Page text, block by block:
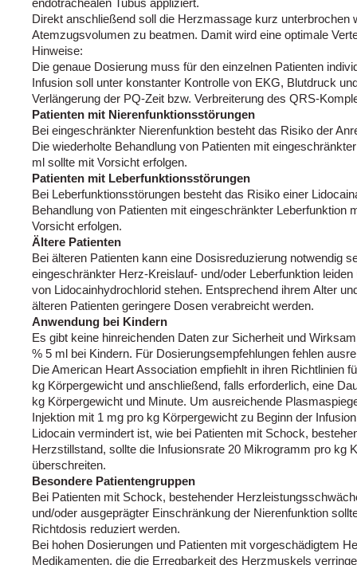
endotrachealen Tubus appliziert.
Direkt anschließend soll die Herzmassage kurz unterbrochen
Atemzugsvolumen zu beatmen. Damit wird eine optimale
Hinweise:
Die genaue Dosierung muss für den einzelnen Patienten
Infusion soll unter konstanter Kontrolle von EKG, Blutdruck
Verlängerung der PQ-Zeit bzw. Verbreiterung des QRS-
Patienten mit Nierenfunktionsstörungen
Bei eingeschränkter Nierenfunktion besteht das Risiko der
Die wiederholte Behandlung von Patienten mit
ml sollte mit Vorsicht erfolgen.
Patienten mit Leberfunktionsstörungen
Bei Leberfunktionsstörungen besteht das Risiko einer
Behandlung von Patienten mit eingeschränkter Leberfunktion
Vorsicht erfolgen.
Ältere Patienten
Bei älteren Patienten kann eine Dosisreduzierung notwendig
eingeschränkter Herz-Kreislauf- und/oder Leberfunktion
von Lidocainhydrochlorid stehen. Entsprechend ihrem Alter
älteren Patienten geringere Dosen verabreicht werden.
Anwendung bei Kindern
Es gibt keine hinreichenden Daten zur Sicherheit und
% 5 ml bei Kindern. Für Dosierungsempfehlungen fehlen
Die American Heart Association empfiehlt in ihren Richtlinien
kg Körpergewicht und anschließend, falls erforderlich, eine
kg Körpergewicht und Minute. Um ausreichende
Injektion mit 1 mg pro kg Körpergewicht zu Beginn der
Lidocain vermindert ist, wie bei Patienten mit Schock,
Herzstillstand, sollte die Infusionsrate 20 Mikrogramm pro kg
überschreiten.
Besondere Patientengruppen
Bei Patienten mit Schock, bestehender
und/oder ausgeprägter Einschränkung der Nierenfunktion
Richtdosis reduziert werden.
Bei hohen Dosierungen und Patienten mit vorgeschädigtem
Medikamenten, die die Erregbarkeit des Herzmuskels